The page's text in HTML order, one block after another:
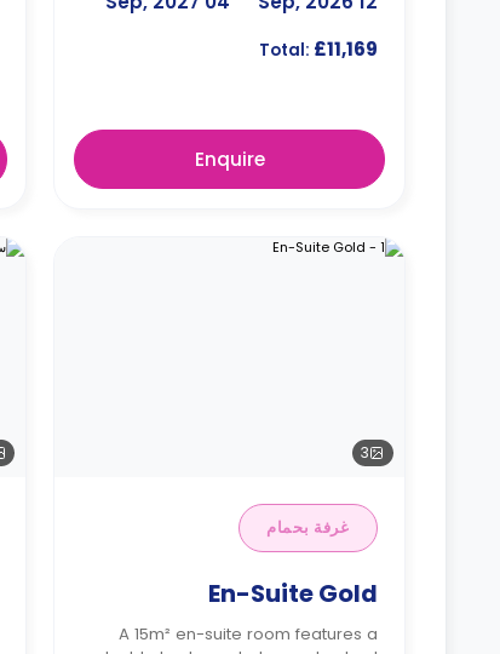
Total: £11,169
Enquire
3
غرفة بحمام
En-Suite Gold
A 15m² en-suite room features a